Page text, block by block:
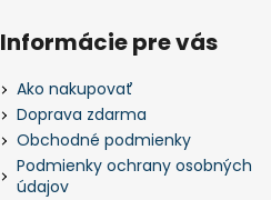
Informácie pre vás
Ako nakupovať
Doprava zdarma
Obchodné podmienky
Podmienky ochrany osobných
údajov